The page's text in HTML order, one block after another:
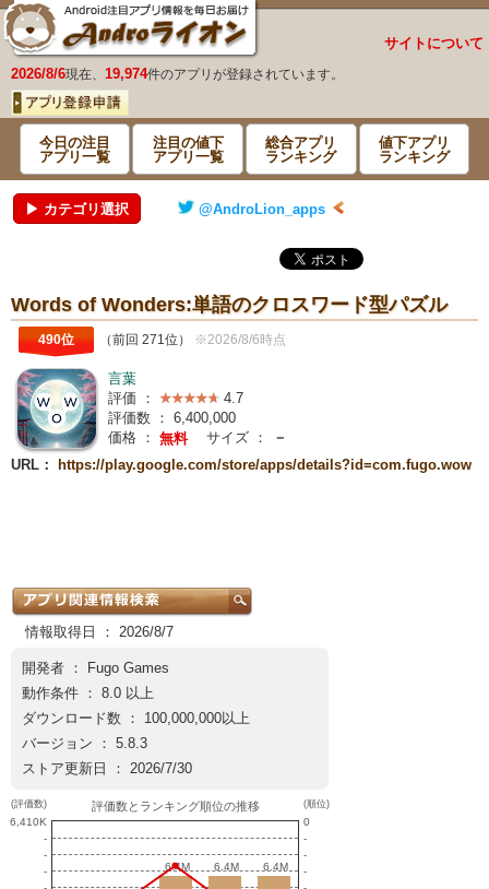
サイトについて
2026/8/6現在、 19,974件のアプリが登録されています。
今日の注目
アプリ一覧
注目の値下
アプリ一覧
総合アプリ
ランキング
値下アプリ
ランキング
▶ カテゴリ選択 @AndroLion_apps
Words of Wonders:単語のクロスワード型パズル
490位 （前回 271位） ※2026/8/6時点
言葉
評価 ：
4.7
評価数 ： 6,400,000
価格 ： 無料 サイズ ：
－
URL：
https://play.google.com/store/apps/details?id=com.fugo.wow
情報取得日 ： 2026/8/7
開発者 ：
Fugo Games
動作条件 ： 8.0 以上
ダウンロード数 ： 100,000,000以上
バージョン ： 5.8.3
ストア更新日 ： 2026/7/30
(評価数)
6,410K
-
-
-
評価数とランキング順位の推移
6.4M
6.4M 6.4M
6.4M 6.4M
6.4M
(順位)
0
-
-
-